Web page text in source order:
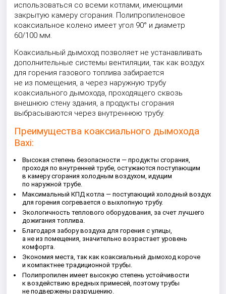
использоваться со всеми котлами, имеющими
закрытую камеру сгорания. Полипропиленовое
коаксиальное колено имеет угол 90° и диаметр
60/100 мм.
Коаксиальный дымоход позволяет не устанавливать
дополнительные системы вентиляции, так как воздух
для горения газового топлива забирается
не из помещения, а через наружную трубу
коаксиального дымохода, проходящего сквозь
внешнюю стену здания, а продукты сгорания
выбрасываются через внутреннюю трубу.
Преимущества коаксиального дымохода
Baxi:
Высокая степень безопасности — продукты сгорания,
проходя по внутренней трубе, остужаются поступающим
в камеру сгорания холодным воздухом, идущим
по наружной трубе.
Максимальный КПД котла — поступающий холодный воздух
для горения согревается о выхлопную трубу.
Экологичность теплового оборудования, за счет лучшего
дожигания топлива.
Благодаря забору воздуха для горения с улицы,
а не из помещения, значительно возрастает уровень
комфорта.
Экономия места, так как коаксиальный дымоход короче
и компактнее традиционной трубы.
Полипропилен имеет высокую степень устойчивости
к воздействию вредных примесей, поэтому трубы
не подвержены разрушению.